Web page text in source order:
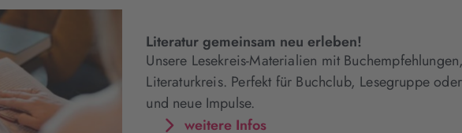
Literatur gemeinsam neu erleben!
Unsere Lesekreis-Materialien mit
Literaturkreis. Perfekt für Buchclub, Lesegruppe
und neue Impulse.
weitere Infos